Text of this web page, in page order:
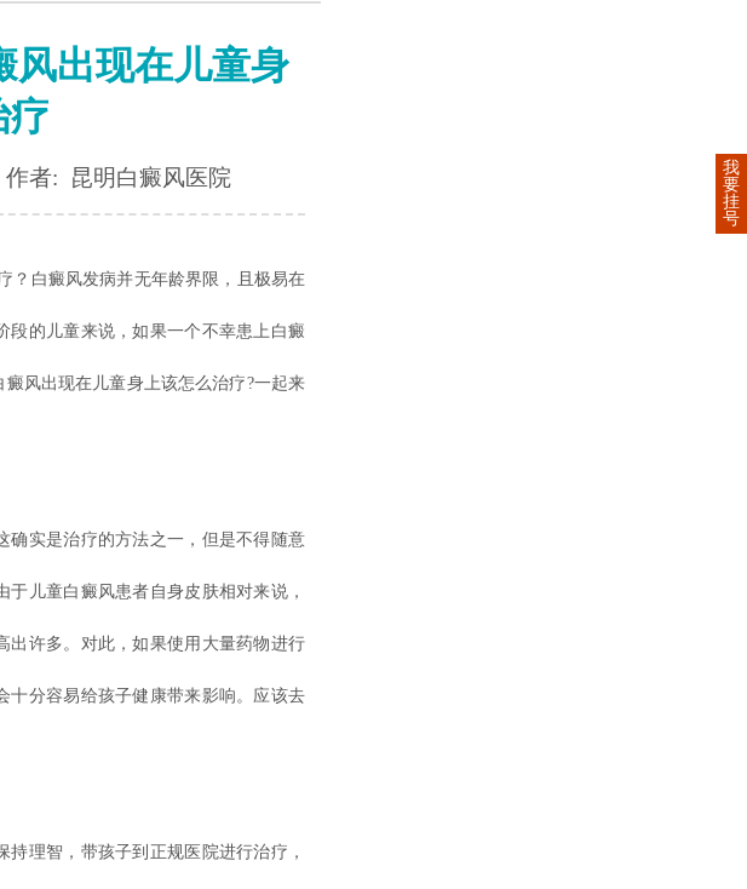
风出现在儿童身
疗
作者: 昆明白癜风医院
？白癜风发病并无年龄界限，且极易在
段的儿童来说，如果一个不幸患上白癜
风出现在儿童身上该怎么治疗?一起来
实是治疗的方法之一，但是不得随意
儿童白癜风患者自身皮肤相对来说，
出许多。对此，如果使用大量药物进行
十分容易给孩子健康带来影响。应该去
理智，带孩子到正规医院进行治疗，
我
要
挂
号